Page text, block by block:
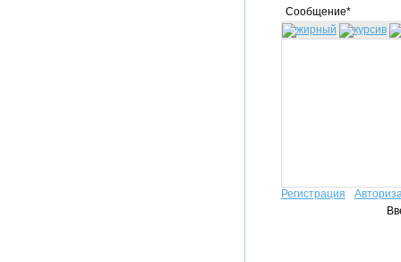
Сообщение*
Регистрация